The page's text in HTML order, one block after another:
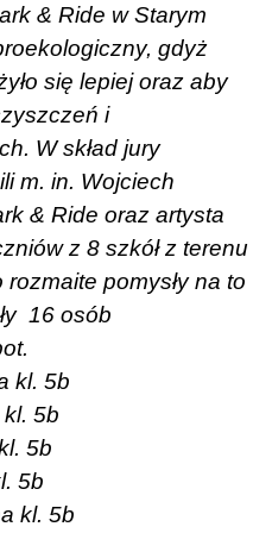
& Ride w Starym
gdyż
się lepiej oraz aby
i
W skład jury
m. in. Wojciech
& Ride oraz artysta
z 8 szkół z terenu
pomysły na to
16 osób
kl. 5b
5b
5b
5b
kl. 5b